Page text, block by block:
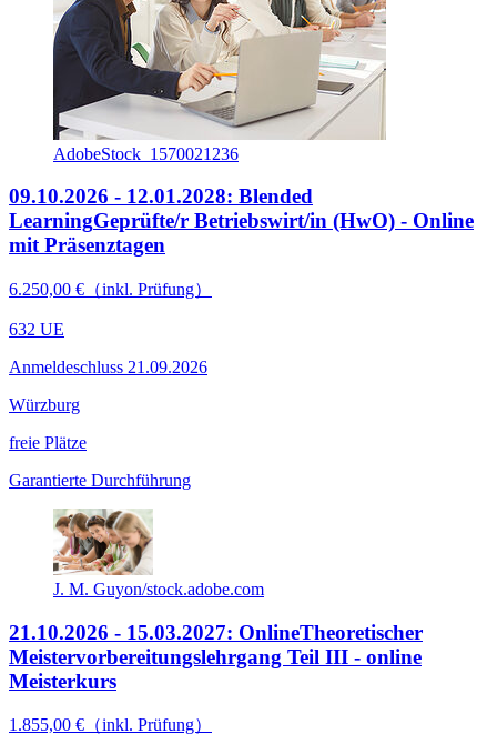
AdobeStock_1570021236
09.10.2026 - 12.01.2028: Blended
LearningGeprüfte/r Betriebswirt/in (HwO) - Online
mit Präsenztagen
6.250,00 €（inkl. Prüfung）
632 UE
Anmeldeschluss 21.09.2026
Würzburg
freie Plätze
Garantierte Durchführung
J. M. Guyon/stock.adobe.com
21.10.2026 - 15.03.2027: OnlineTheoretischer
Meistervorbereitungslehrgang Teil III - online
Meisterkurs
1.855,00 €（inkl. Prüfung）